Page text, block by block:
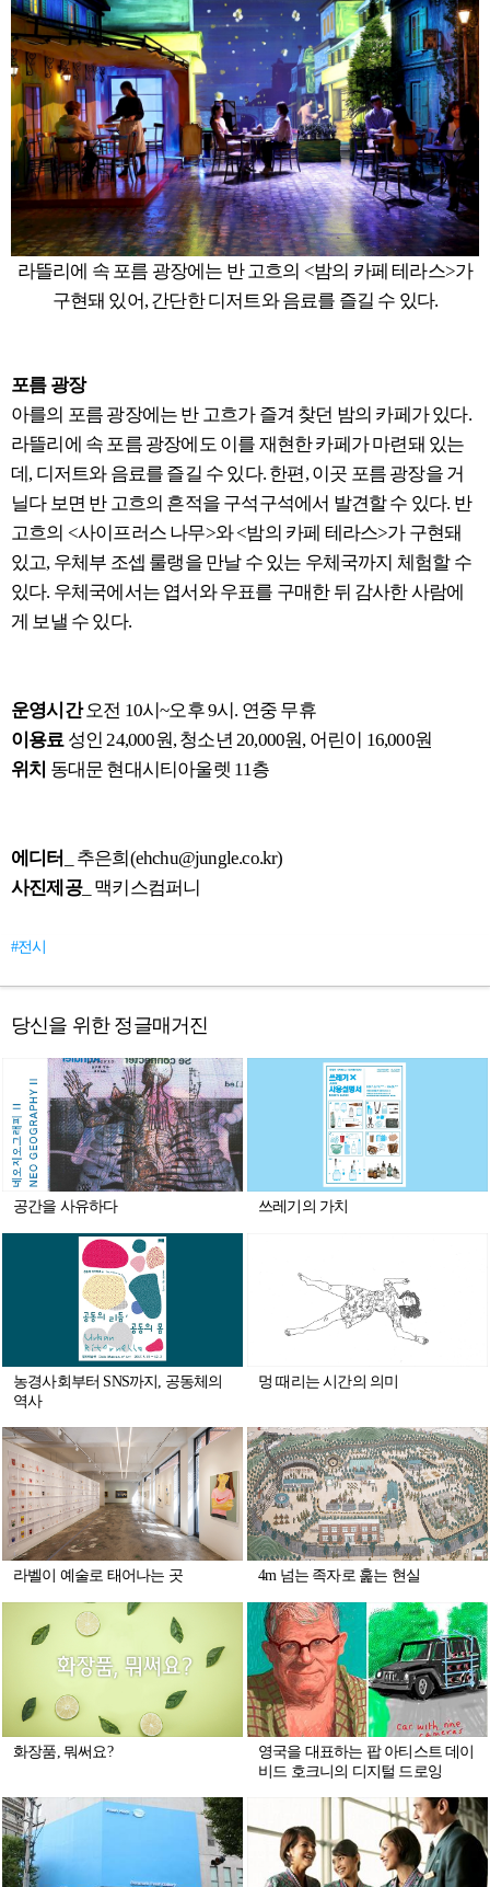
라뜰리에 속 포름 광장에는 반 고흐의 <밤의 카페 테라스>가
구현돼 있어, 간단한 디저트와 음료를 즐길 수 있다.
포름 광장
아를의 포름 광장에는 반 고흐가 즐겨 찾던 밤의 카페가 있다.
라뜰리에 속 포름 광장에도 이를 재현한 카페가 마련돼 있는
데, 디저트와 음료를 즐길 수 있다. 한편, 이곳 포름 광장을 거
닐다 보면 반 고흐의 흔적을 구석구석에서 발견할 수 있다. 반
고흐의 <사이프러스 나무>와 <밤의 카페 테라스>가 구현돼
있고, 우체부 조셉 룰랭을 만날 수 있는 우체국까지 체험할 수
있다. 우체국에서는 엽서와 우표를 구매한 뒤 감사한 사람에
게 보낼 수 있다.
운영시간오전 10시~오후 9시. 연중 무휴
이용료성인 24,000원, 청소년 20,000원, 어린이 16,000원
위치 동대문 현대시티아울렛 11층
에디터
_ 추은희(ehchu@jungle.co.kr)
사진제공_ 맥키스컴퍼니
#전시
당신을 위한 정글매거진
공간을 사유하다 쓰레기의 가치
농경사회부터 SNS까지, 공동체의
역사
멍 때리는 시간의 의미
라벨이 예술로 태어나는 곳 4m 넘는 족자로 훑는 현실
화장품, 뭐써요?
영국을 대표하는 팝 아티스트 데이
비드 호크니의 디지털 드로잉